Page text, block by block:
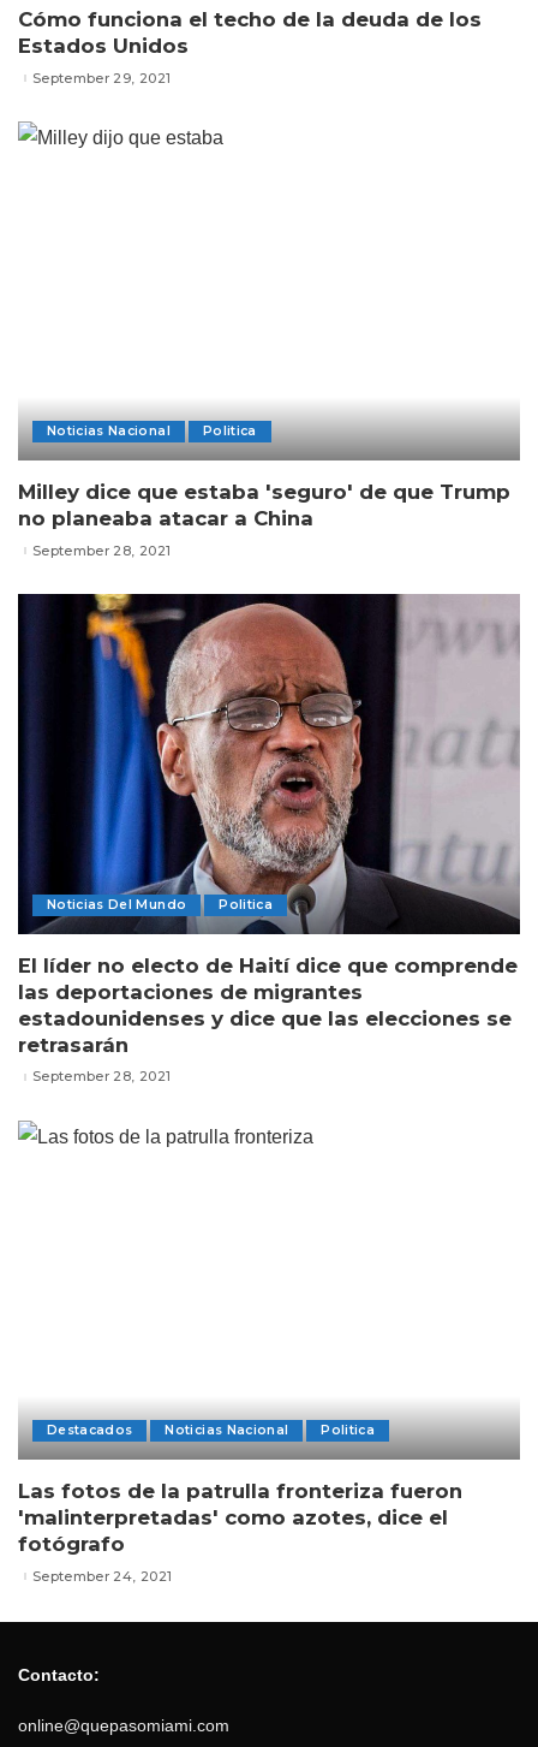
Cómo funciona el techo de la deuda de los
Estados Unidos
September 29, 2021
Noticias Nacional Politica
Milley dice que estaba 'seguro' de que Trump
no planeaba atacar a China
September 28, 2021
Noticias Del Mundo Politica
El líder no electo de Haití dice que comprende
las deportaciones de migrantes
estadounidenses y dice que las elecciones se
retrasarán
September 28, 2021
Destacados Noticias Nacional Politica
Las fotos de la patrulla fronteriza fueron
'malinterpretadas' como azotes, dice el
fotógrafo
September 24, 2021
Contacto:
online@quepasomiami.com